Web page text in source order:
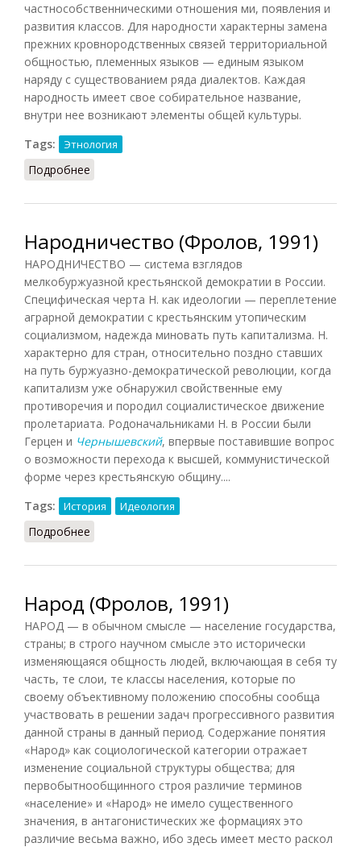
частнособственническими отношения ми, появления и
развития классов. Для народности характерны замена
прежних кровнородственных связей территориальной
общностью, племенных языков — единым языком
наряду с существованием ряда диалектов. Каждая
народность имеет свое собирательное название,
внутри нее возникают элементы общей культуры.
Tags:
Этнология
Подробнее
Народничество (Фролов, 1991)
НАРОДНИЧЕСТВО — система взглядов
мелкобуржуазной крестьянской демократии в России.
Специфическая черта Н. как идеологии — переплетение
аграрной демократии с крестьянским утопическим
социализмом, надежда миновать путь капитализма. Н.
характерно для стран, относительно поздно ставших
на путь буржуазно-демократической революции, когда
капитализм уже обнаружил свойственные ему
противоречия и породил социалистическое движение
пролетариата. Родоначальниками Н. в России были
Герцен и Чернышевский, впервые поставившие вопрос
о возможности перехода к высшей, коммунистической
форме через крестьянскую общину....
Tags:
История Идеология
Подробнее
Народ (Фролов, 1991)
НАРОД — в обычном смысле — население государства,
страны; в строго научном смысле это исторически
изменяющаяся общность людей, включающая в себя ту
часть, те слои, те классы населения, которые по
своему объективному положению способны сообща
участвовать в решении задач прогрессивного развития
данной страны в данный период. Содержание понятия
«Народ» как социологической категории отражает
изменение социальной структуры общества; для
первобытнообщинного строя различие терминов
«население» и «Народ» не имело существенного
значения, в антагонистических же формациях это
различие весьма важно, ибо здесь имеет место раскол